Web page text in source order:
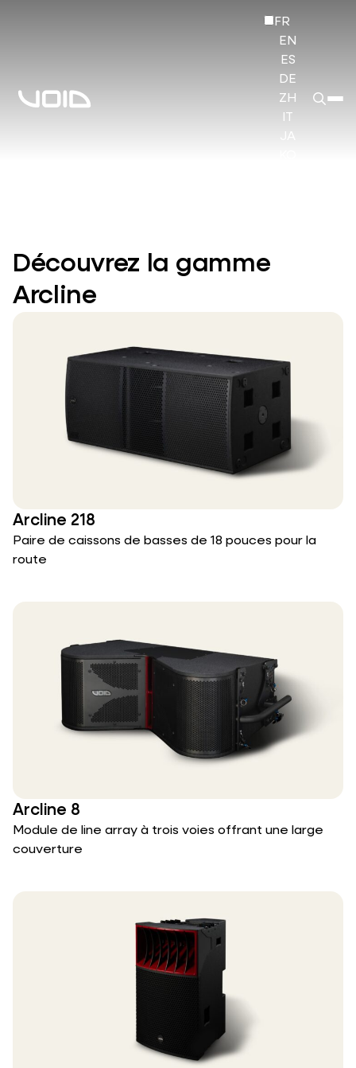
FR
EN
ES
DE
ZH
JA
Découvrez la gamme
Arcline
Arcline 218
Paire de caissons de basses de 18 pouces pour la
route
Arcline 8
Module de line array à trois voies offrant une large
couverture